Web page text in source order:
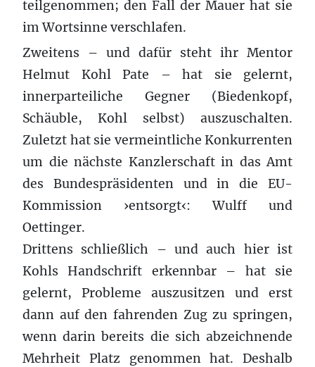
teilgenommen; den Fall der Mauer hat sie
im Wortsinne verschlafen.
Zweitens – und dafür steht ihr Mentor
Helmut Kohl Pate – hat sie gelernt,
innerparteiliche Gegner (Biedenkopf,
Schäuble, Kohl selbst) auszuschalten.
Zuletzt hat sie vermeintliche Konkurrenten
um die nächste Kanzlerschaft in das Amt
des Bundespräsidenten und in die EU-
Kommission ›entsorgt‹: Wulff und
Oettinger.
Drittens schließlich – und auch hier ist
Kohls Handschrift erkennbar – hat sie
gelernt, Probleme auszusitzen und erst
dann auf den fahrenden Zug zu springen,
wenn darin bereits die sich abzeichnende
Mehrheit Platz genommen hat. Deshalb